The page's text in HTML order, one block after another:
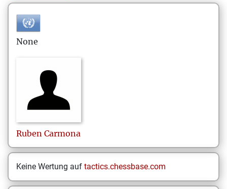
None
Ruben Carmona
Keine Wertung auf tactics.chessbase.com